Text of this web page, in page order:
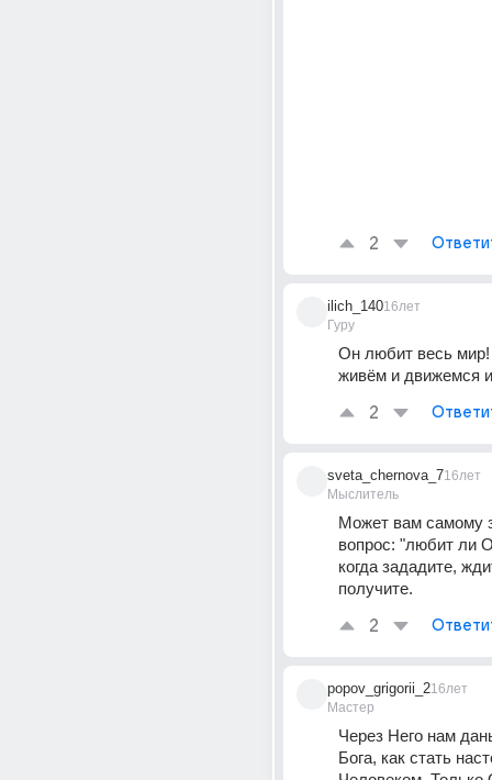
2
ilich_140
Гуру
16лет
Он любит весь
живём и движемся
2
sveta_chernova_7
Мыслитель
16лет
Может вам самому
вопрос: "любит ли
когда зададите,
получите.
2
popov_grigorii_2
Мастер
16лет
Через Него нам
Бога, как стать